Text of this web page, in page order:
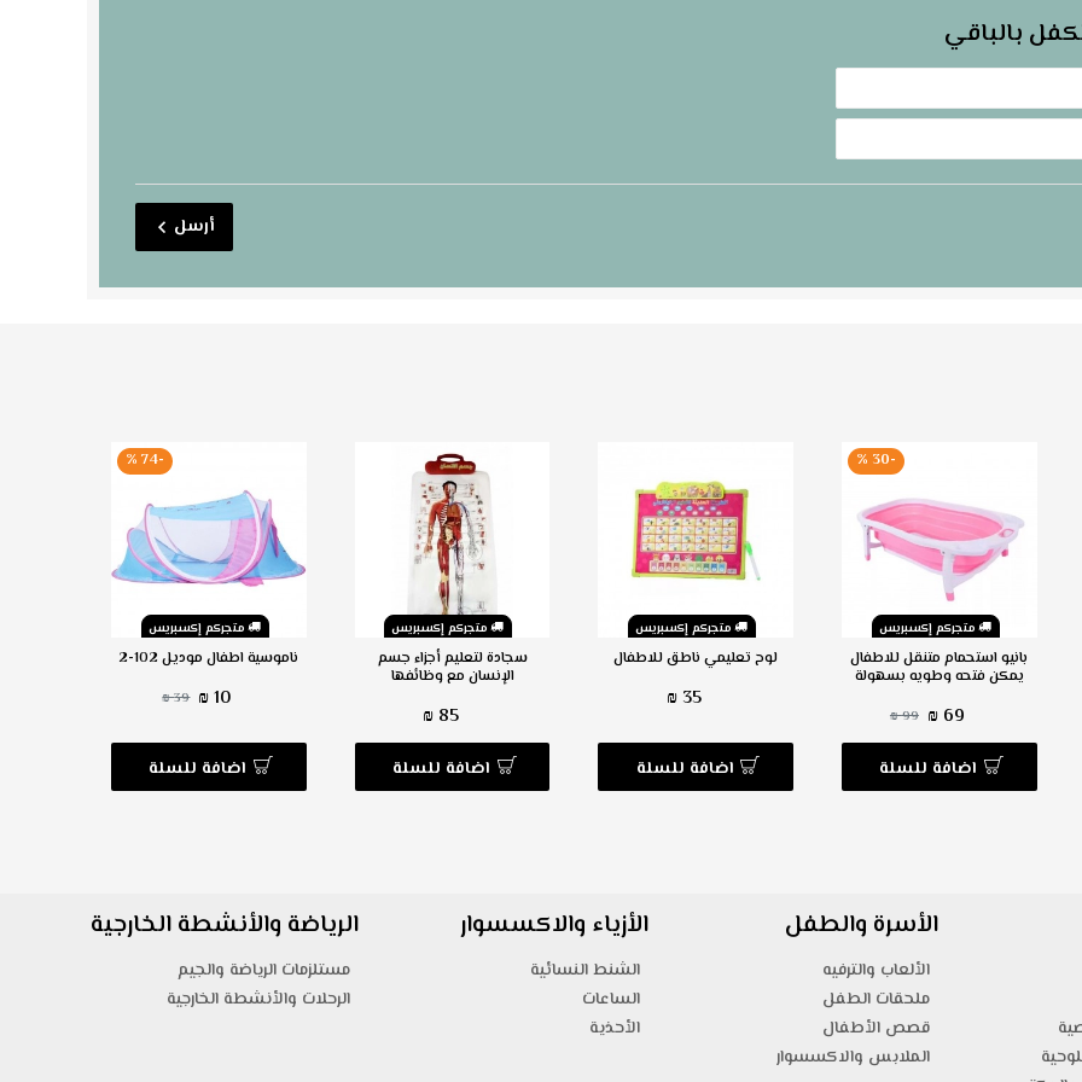
بالباقي
أرسل
متجركم إكسبريس
-30 %
بانيو استحمام متنقل للاطفال
يمكن فتحه وطويه بسهولة
69 ₪
99 ₪
اضافة للسلة
متجركم إكسبريس
لوح تعليمي ناطق للاطفال
35 ₪
اضافة للسلة
متجركم إكسبريس
سجادة لتعليم أجزاء جسم
الإنسان مع وظائفها
85 ₪
اضافة للسلة
متجركم إكسبريس
-74 %
ناموسية اطفال موديل 102-2
10 ₪
39 ₪
اضافة للسلة
الأسرة والطفل
الألعاب والترفيه
ملحقات الطفل
قصص الأطفال
الملابس والاكسسوار
الأزياء والاكسسوار
الشنط النسائية
الساعات
الأحذية
الرياضة والأنشطة الخارجية
مستلزمات الرياضة والجيم
الرحلات والأنشطة الخارجية